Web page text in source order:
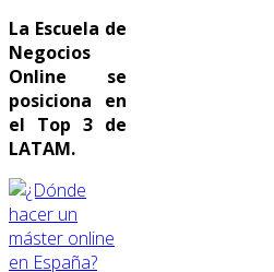
La Escuela de
Negocios
Online se
posiciona en
el Top 3 de
LATAM.